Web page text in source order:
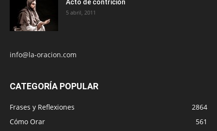
Acto de contrición
5 abril, 2011
info@la-oracion.com
CATEGORÍA POPULAR
Frases y Reflexiones
2864
Cómo Orar
561